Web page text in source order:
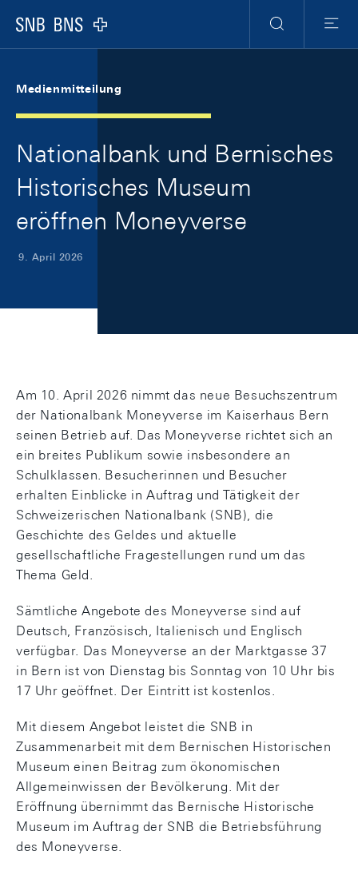
Logo
Suche
Menu
Medienmitteilung
Nationalbank und Bernisches
Historisches Museum
eröffnen Moneyverse
9. April 2026
Am 10. April 2026 nimmt das neue Besuchszentrum
der Nationalbank Moneyverse im Kaiserhaus Bern
seinen Betrieb auf. Das Moneyverse richtet sich an
ein breites Publikum sowie insbesondere an
Schulklassen. Besucherinnen und Besucher
erhalten Einblicke in Auftrag und Tätigkeit der
Schweizerischen Nationalbank (SNB), die
Geschichte des Geldes und aktuelle
gesellschaftliche Fragestellungen rund um das
Thema Geld.
Sämtliche Angebote des Moneyverse sind auf
Deutsch, Französisch, Italienisch und Englisch
verfügbar. Das Moneyverse an der Marktgasse 37
in Bern ist von Dienstag bis Sonntag von 10 Uhr bis
17 Uhr geöffnet. Der Eintritt ist kostenlos.
Mit diesem Angebot leistet die SNB in
Zusammenarbeit mit dem Bernischen Historischen
Museum einen Beitrag zum ökonomischen
Allgemeinwissen der Bevölkerung. Mit der
Eröffnung übernimmt das Bernische Historische
Museum im Auftrag der SNB die Betriebsführung
des Moneyverse.